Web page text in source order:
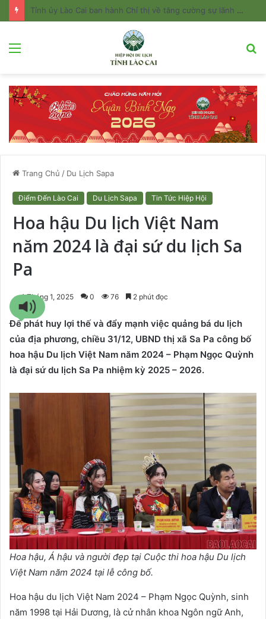
Tỉnh ủy Lào Cai ban hành Chỉ thị về tăng cường sự lãnh đạo của Đảng đối với công tác quản lý và phát triển du lịch
Menu
Trang Chủ / Du Lịch Sapa
Điểm Đến Lào Cai Du Lịch Sapa Tin Tức Hiệp Hội
Hoa hậu Du lịch Việt Nam
năm 2024 là đại sứ du lịch Sa
Pa
1 Tháng 1, 2025 0 76 2 phút đọc
Để phát huy lợi thế và đẩy mạnh việc quảng bá du lịch
của địa phương, chiều 31/12, UBND thị xã Sa Pa công bố
hoa hậu Du lịch Việt Nam năm 2024 – Phạm Ngọc Quỳnh
là đại sứ du lịch Sa Pa nhiệm kỳ 2025 – 2026.
Hoa hậu, Á hậu và người đẹp tại Cuộc thi hoa hậu Du lịch
Việt Nam năm 2024 tại lễ công bố.
Hoa hậu du lịch Việt Nam 2024 – Phạm Ngọc Quỳnh, sinh
năm 1998 tại Hải Dương, là cử nhân khoa Ngôn ngữ Anh,